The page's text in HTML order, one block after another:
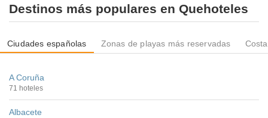
Destinos más populares en Quehoteles
Ciudades españolas Zonas de playas más reservadas
A Coruña
71 hoteles
Albacete